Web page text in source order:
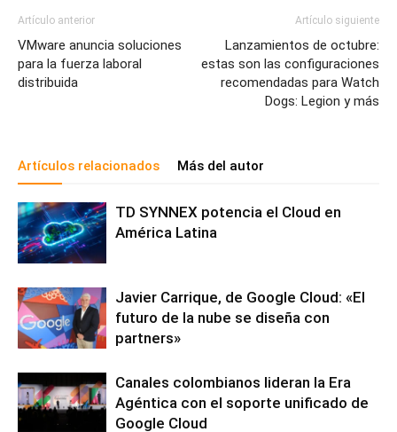
Artículo anterior
VMware anuncia soluciones
para la fuerza laboral
distribuida
Artículo siguiente
Lanzamientos de octubre:
estas son las configuraciones
recomendadas para Watch
Dogs: Legion y más
Artículos relacionados Más del autor
TD SYNNEX potencia el Cloud en
América Latina
Javier Carrique, de Google Cloud: «El
futuro de la nube se diseña con
partners»
Canales colombianos lideran la Era
Agéntica con el soporte unificado de
Google Cloud